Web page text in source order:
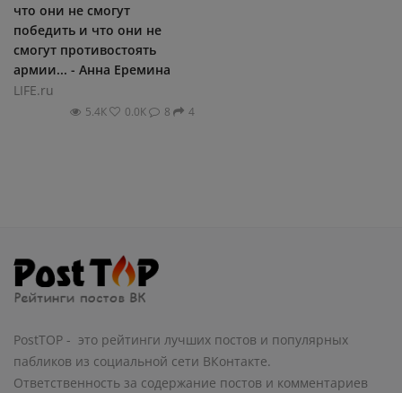
что они не смогут
победить и что они не
смогут противостоять
армии... - Анна Еремина
LIFE.ru
5.4К 0.0К 8 4
PostTOP - это рейтинги лучших постов и популярных
пабликов из социальной сети ВКонтакте.
Ответственность за содержание постов и комментариев